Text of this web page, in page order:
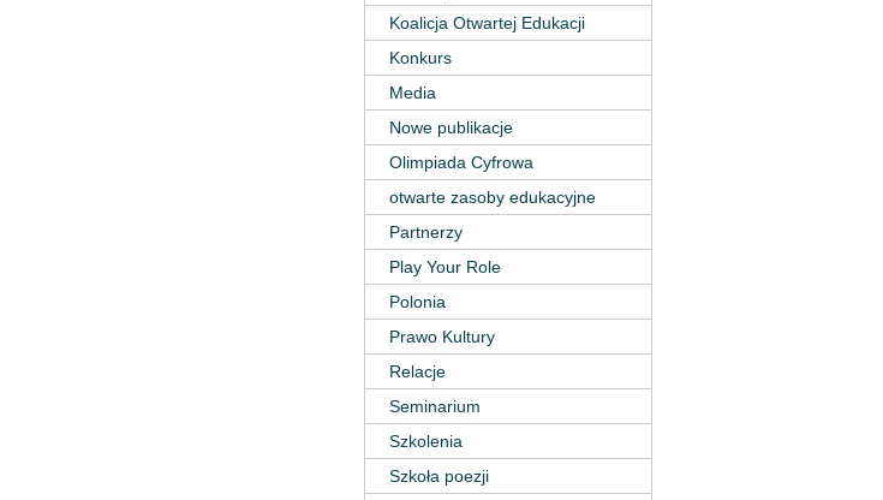
Koalicja Otwartej Edukacji
Konkurs
Media
Nowe publikacje
Olimpiada Cyfrowa
otwarte zasoby edukacyjne
Partnerzy
Play Your Role
Polonia
Prawo Kultury
Relacje
Seminarium
Szkolenia
Szkoła poezji